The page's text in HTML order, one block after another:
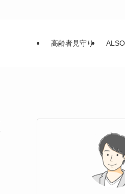
高齢者見守り